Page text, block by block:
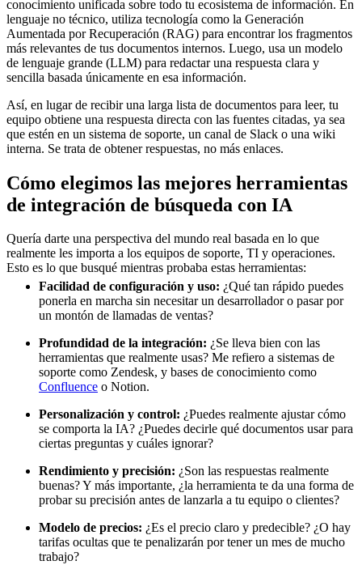
conocimiento unificada sobre todo tu ecosistema de información. En
lenguaje no técnico, utiliza tecnología como la Generación
Aumentada por Recuperación (RAG) para encontrar los fragmentos
más relevantes de tus documentos internos. Luego, usa un modelo
de lenguaje grande (LLM) para redactar una respuesta clara y
sencilla basada únicamente en esa información.
Así, en lugar de recibir una larga lista de documentos para leer, tu
equipo obtiene una respuesta directa con las fuentes citadas, ya sea
que estén en un sistema de soporte, un canal de Slack o una wiki
interna. Se trata de obtener respuestas, no más enlaces.
Cómo elegimos las mejores herramientas
de integración de búsqueda con IA
Quería darte una perspectiva del mundo real basada en lo que
realmente les importa a los equipos de soporte, TI y operaciones.
Esto es lo que busqué mientras probaba estas herramientas:
Facilidad de configuración y uso: ¿Qué tan rápido puedes
ponerla en marcha sin necesitar un desarrollador o pasar por
un montón de llamadas de ventas?
Profundidad de la integración: ¿Se lleva bien con las
herramientas que realmente usas? Me refiero a sistemas de
soporte como Zendesk, y bases de conocimiento como
Confluence o Notion.
Personalización y control: ¿Puedes realmente ajustar cómo
se comporta la IA? ¿Puedes decirle qué documentos usar para
ciertas preguntas y cuáles ignorar?
Rendimiento y precisión: ¿Son las respuestas realmente
buenas? Y más importante, ¿la herramienta te da una forma de
probar su precisión antes de lanzarla a tu equipo o clientes?
Modelo de precios: ¿Es el precio claro y predecible? ¿O hay
tarifas ocultas que te penalizarán por tener un mes de mucho
trabajo?